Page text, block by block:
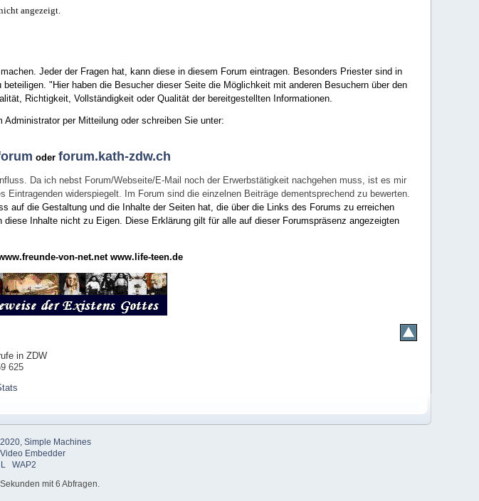
angezeigt.
Jeder der Fragen hat, kann diese in diesem Forum eintragen. Besonders Priester sind in
"Hier haben die Besucher dieser Seite die Möglichkeit mit anderen Besuchern über den
Richtigkeit, Vollständigkeit oder Qualität der bereitgestellten Informationen.
per Mitteilung oder schreiben Sie unter:
oderforum.kath-zdw.ch
Da ich nebst Forum/Webseite/E-Mail noch der Erwerbstätigkeit nachgehen muss, ist es mir
widerspiegelt. Im Forum sind die einzelnen Beiträge dementsprechend zu bewerten.
auf die Gestaltung und die Inhalte der Seiten hat, die über die Links des Forums zu erreichen
Inhalte nicht zu Eigen.
Diese Erklärung gilt für alle auf dieser Forumspräsenz angezeigten
von-net.net www.life-teen.de
in ZDW
625
Simple Machines
Embedder
WAP2
mit 6 Abfragen.